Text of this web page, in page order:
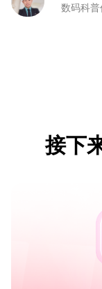
数码科普
接下